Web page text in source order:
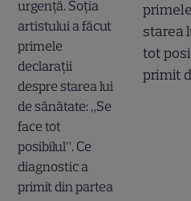
starea
tot
primit